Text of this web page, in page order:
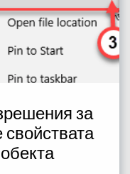
за
свойствата